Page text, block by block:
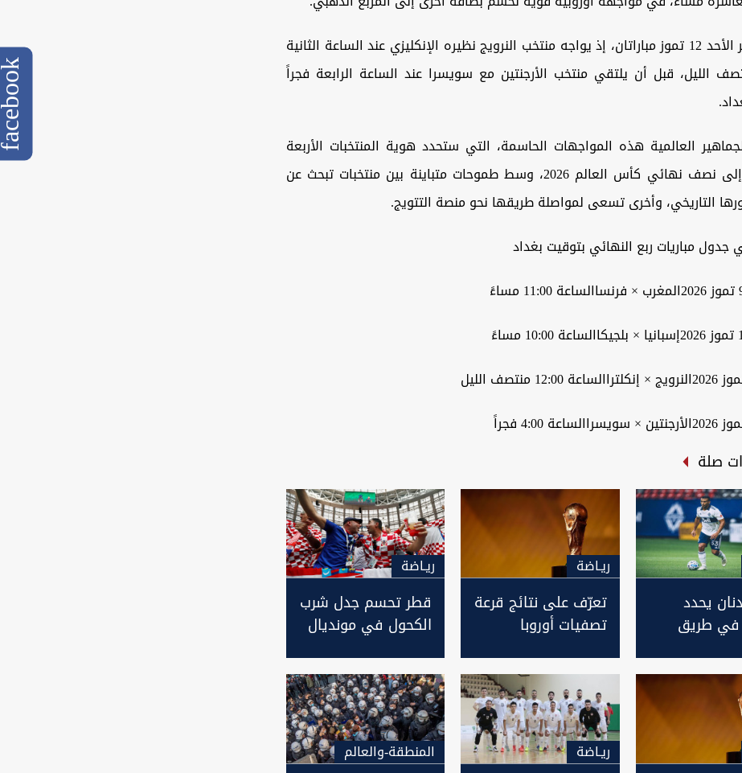
وتقام فجر الأحد 12 تموز مباراتان، إذ يواجه منتخب النرويج نظيره الإنكليزي عند الساعة الثانية
الليل، قبل أن يلتقي منتخب الأرجنتين مع سويسرا عند الساعة الرابعة فجراً
العالمية هذه المواجهات الحاسمة، التي ستحدد هوية المنتخبات الأربعة
المتأهلة إلى نصف نهائي كأس العالم 2026، وسط طموحات متباينة بين منتخبات تبحث عن
التاريخي، وأخرى تسعى لمواصلة طريقها نحو منصة التتويج.
جدول مباريات ربع النهائي بتوقيت بغداد
صلة
يحدد
في طريق
ريـاضة
تعرّف على نتائج قرعة
تصفيات أوروبا
العالم
ريـاضة
قطر تحسم جدل شرب
الكحول في مونديال
ريـاضة المنطقة-والعالم